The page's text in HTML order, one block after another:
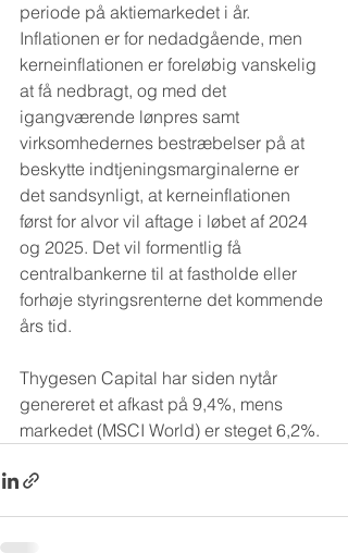
periode på aktiemarkedet i år.
Inflationen er for nedadgående, men
kerneinflationen er foreløbig vanskelig
at få nedbragt, og med det
igangværende lønpres samt
virksomhedernes bestræbelser på at
beskytte indtjeningsmarginalerne er
det sandsynligt, at kerneinflationen
først for alvor vil aftage i løbet af 2024
og 2025. Det vil formentlig få
centralbankerne til at fastholde eller
forhøje styringsrenterne det kommende
års tid.
Thygesen Capital har siden nytår
genereret et afkast på 9,4%, mens
markedet (MSCI World) er steget 6,2%.